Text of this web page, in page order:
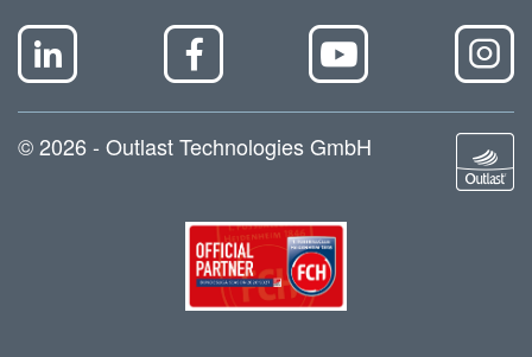
© 2026 - Outlast Technologies GmbH